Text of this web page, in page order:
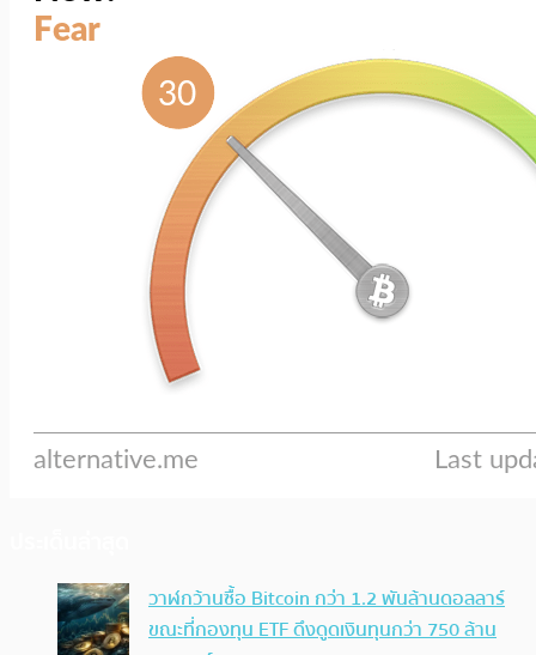
วาฬกว้านซื้อ Bitcoin กว่า 1.2 พันล้านดอลลาร์
ขณะที่กองทุน ETF ดึงดูดเงินทุนกว่า 750 ล้าน